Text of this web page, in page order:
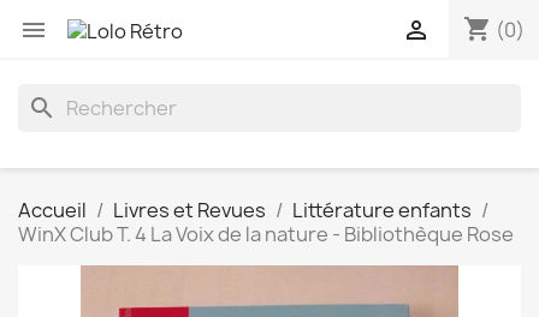
 shopping_cart (0)

search
Accueil Livres et Revues
Littérature enfants
WinX Club T. 4 La Voix de la nature - Bibliothèque Rose